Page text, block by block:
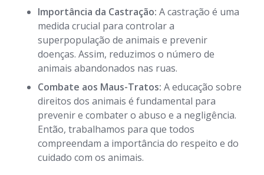
Importância da Castração: A castração é uma
medida crucial para controlar a
superpopulação de animais e prevenir
doenças. Assim, reduzimos o número de
animais abandonados nas ruas.
Combate aos Maus-Tratos: A educação sobre
direitos dos animais é fundamental para
prevenir e combater o abuso e a negligência.
Então, trabalhamos para que todos
compreendam a importância do respeito e do
cuidado com os animais.